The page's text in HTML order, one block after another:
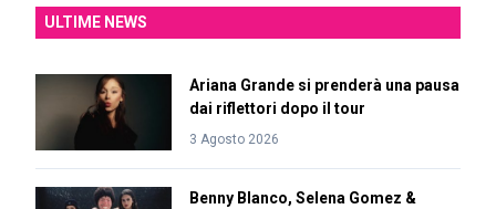
ULTIME NEWS
Ariana Grande si prenderà una pausa
dai riflettori dopo il tour
3 Agosto 2026
Benny Blanco, Selena Gomez &